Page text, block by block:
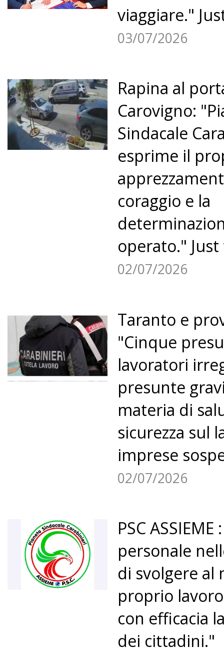
viaggiare."
03/07/2026
Rapina al
Carovigno:
Sindacale
esprime il
coraggio e la
operato." Just
02/07/2026
Taranto e
"Cinque
lavoratori
presunte
materia di
sicurezza sul
imprese
02/07/2026
PSC
personale
di svolgere al
proprio
con efficacia
dei cittadini."